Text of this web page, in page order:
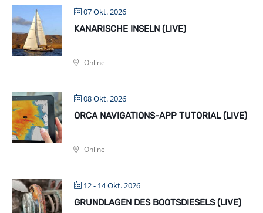
07 Okt. 2026
KANARISCHE INSELN (LIVE)
Online
08 Okt. 2026
ORCA NAVIGATIONS-APP TUTORIAL (LIVE)
Online
12 - 14 Okt. 2026
GRUNDLAGEN DES BOOTSDIESELS (LIVE)